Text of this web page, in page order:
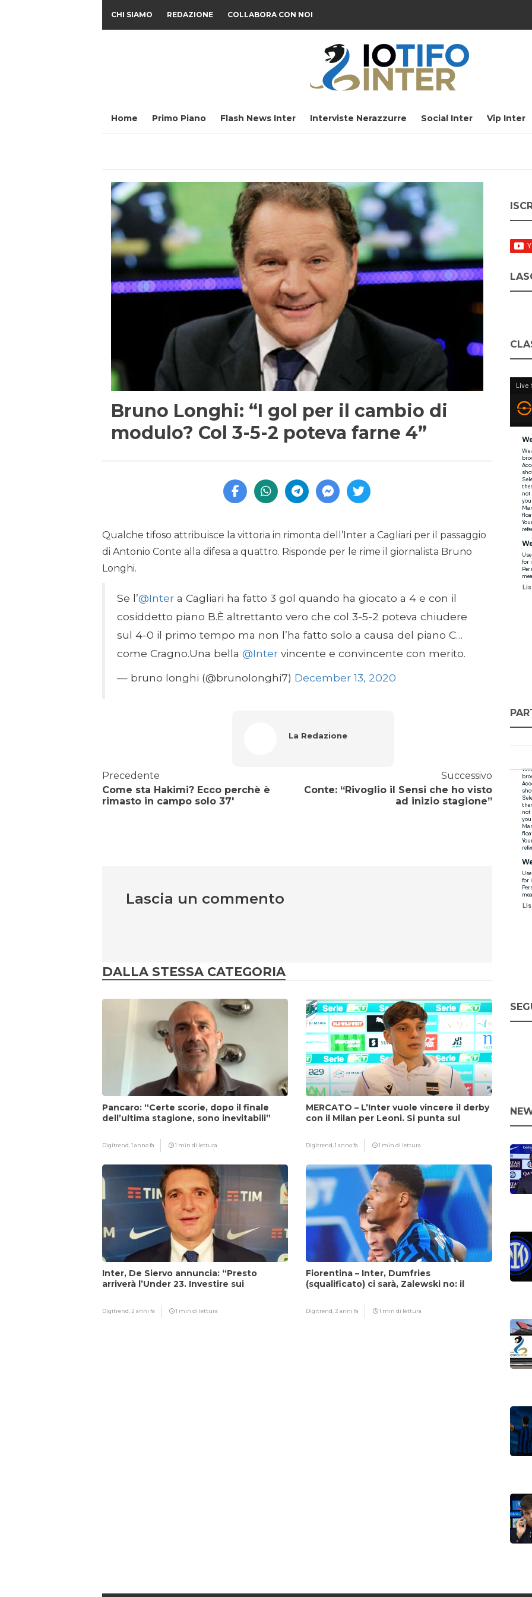
CHI SIAMO REDAZIONE COLLABORA CON NOI
Home Primo Piano Flash News Inter Interviste Nerazzurre Social Inter Vip Inter
Bruno Longhi: “I gol per il cambio di
modulo? Col 3-5-2 poteva farne 4”
Qualche tifoso attribuisce la vittoria in rimonta dell’Inter a Cagliari per il passaggio
di Antonio Conte alla difesa a quattro. Risponde per le rime il giornalista Bruno
Longhi.
Se l’@Inter a Cagliari ha fatto 3 gol quando ha giocato a 4 e con il
cosiddetto piano B.È altrettanto vero che col 3-5-2 poteva chiudere
sul 4-0 il primo tempo ma non l’ha fatto solo a causa del piano C…
come Cragno.Una bella @Inter vincente e convincente con merito.
— bruno longhi (@brunolonghi7) December 13, 2020
La Redazione
Precedente
Come sta Hakimi? Ecco perchè è
rimasto in campo solo 37′
Successivo
Conte: “Rivoglio il Sensi che ho visto
ad inizio stagione”
Lascia un commento
DALLA STESSA CATEGORIA
Pancaro: “Certe scorie, dopo il finale
dell’ultima stagione, sono inevitabili”
Digitrend,1 anno fa 1 min di lettura
MERCATO – L’Inter vuole vincere il derby
con il Milan per Leoni. Si punta sul
Digitrend,1 anno fa 1 min di lettura
Inter, De Siervo annuncia: “Presto
arriverà l’Under 23. Investire sui
Digitrend,2 anni fa 1 min di lettura
Fiorentina – Inter, Dumfries
(squalificato) ci sarà, Zalewski no: il
Digitrend,2 anni fa 1 min di lettura